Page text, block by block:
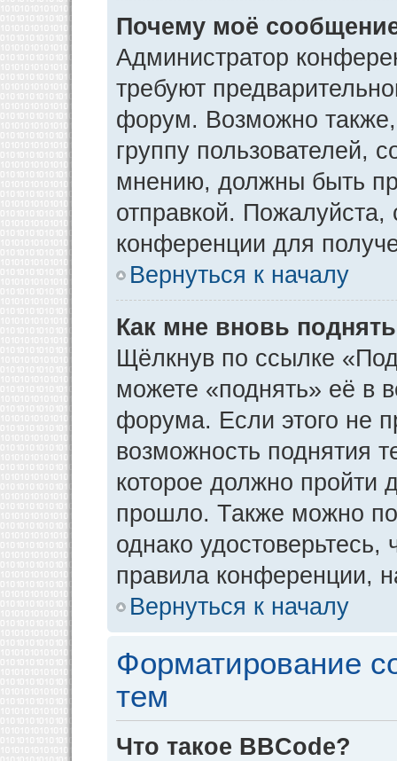
Почему моё
Администратор
требуют
форум. Возможно
группу пользователей,
мнению, должны быть
отправкой.
конференции для
Вернуться к началу
Как мне вновь
Щёлкнув по ссылке
можете «поднять» её в
форума. Если этого не
возможность поднятия
которое должно пройти
прошло. Также можно
однако
правила конференции,
Вернуться к началу
Форматирование
тем
Что такое BBCode?